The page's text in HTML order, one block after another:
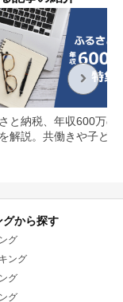
と納税、年収600万の
解説。共働きや子ども
グから探す
グ
ング
グ
グ